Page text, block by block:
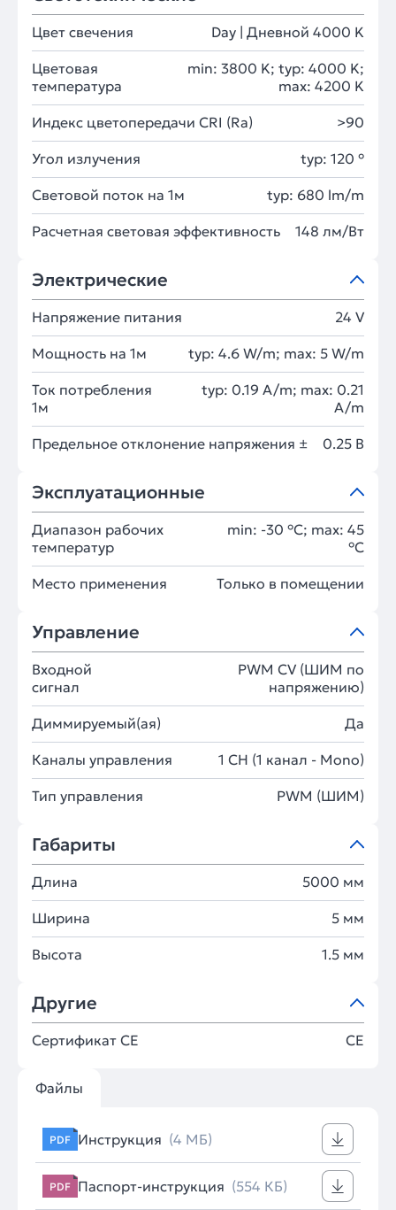
Цвет свечения Day | Дневной 4000 K
Цветовая
температура
min: 3800 K; typ: 4000 K;
max: 4200 K
Индекс цветопередачи CRI (Ra) >90
Угол излучения typ: 120 °
Световой поток на 1м typ: 680 lm/m
Расчетная световая эффективность 148 лм/Вт
Электрические
Напряжение питания 24 V
Мощность на 1м typ: 4.6 W/m; max: 5 W/m
Ток потребления
1м
typ: 0.19 A/m; max: 0.21
A/m
Предельное отклонение напряжения ± 0.25 В
Эксплуатационные
Диапазон рабочих
температур
min: -30 °C; max: 45
°C
Место применения Только в помещении
Управление
Входной
сигнал
PWM СV (ШИМ по
напряжению)
Диммируемый(ая) Да
Каналы управления 1 CH (1 канал - Mono)
Тип управления PWM (ШИМ)
Габариты
Длина 5000 мм
Ширина 5 мм
Высота 1.5 мм
Другие
Сертификат CE CE
Файлы
PDF Инструкция (4 МБ)
PDF Паспорт-инструкция (554 КБ)